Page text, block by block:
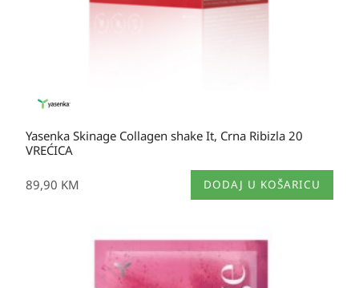
Yasenka Skinage Collagen shake It, Crna Ribizla 20
VREĆICA
89,90 KM DODAJ U KOŠARICU